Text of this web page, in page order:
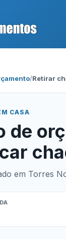
/Retirar
CASA
de
em Torres